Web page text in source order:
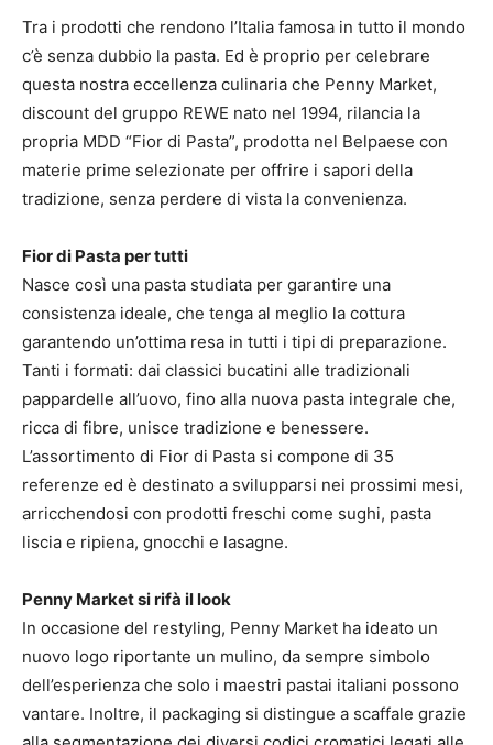
Tra i prodotti che rendono l’Italia famosa in tutto il mondo
c’è senza dubbio la pasta. Ed è proprio per celebrare
questa nostra eccellenza culinaria che Penny Market,
discount del gruppo REWE nato nel 1994, rilancia la
propria MDD “Fior di Pasta”, prodotta nel Belpaese con
materie prime selezionate per offrire i sapori della
tradizione, senza perdere di vista la convenienza.
Fior di Pasta per tutti
Nasce così una pasta studiata per garantire una
consistenza ideale, che tenga al meglio la cottura
garantendo un’ottima resa in tutti i tipi di preparazione.
Tanti i formati: dai classici bucatini alle tradizionali
pappardelle all’uovo, fino alla nuova pasta integrale che,
ricca di fibre, unisce tradizione e benessere.
L’assortimento di Fior di Pasta si compone di 35
referenze ed è destinato a svilupparsi nei prossimi mesi,
arricchendosi con prodotti freschi come sughi, pasta
liscia e ripiena, gnocchi e lasagne.
Penny Market si rifà il look
In occasione del restyling, Penny Market ha ideato un
nuovo logo riportante un mulino, da sempre simbolo
dell’esperienza che solo i maestri pastai italiani possono
vantare. Inoltre, il packaging si distingue a scaffale grazie